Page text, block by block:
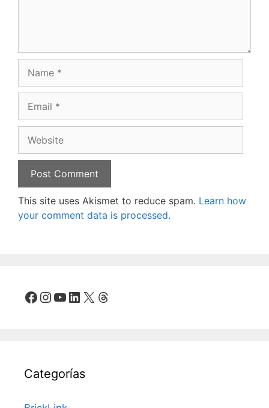
This site uses Akismet to reduce spam. Learn how
your comment data is processed.
Facebook
Instagram
YouTube
LinkedIn
X Threads
Categorías